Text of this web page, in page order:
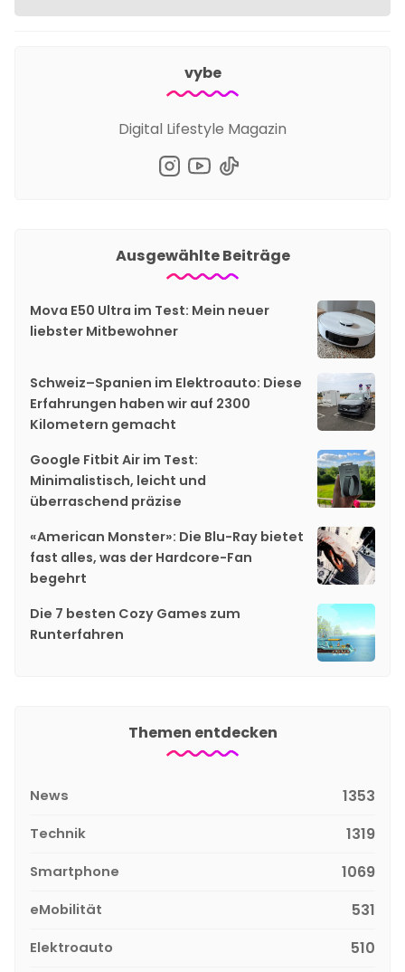
vybe
Digital Lifestyle Magazin
Ausgewählte Beiträge
Mova E50 Ultra im Test: Mein neuer
liebster Mitbewohner
Schweiz–Spanien im Elektroauto: Diese
Erfahrungen haben wir auf 2300
Kilometern gemacht
Google Fitbit Air im Test:
Minimalistisch, leicht und
überraschend präzise
«American Monster»: Die Blu-Ray bietet
fast alles, was der Hardcore-Fan
begehrt
Die 7 besten Cozy Games zum
Runterfahren
Themen entdecken
News 1353
Technik 1319
Smartphone 1069
eMobilität 531
Elektroauto 510